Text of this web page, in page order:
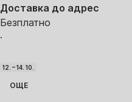
Доставка до адрес
Безплатно
·
12. – 14. 10.
ОЩЕ